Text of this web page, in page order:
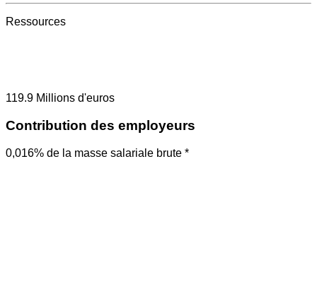
Ressources
119.9 Millions d'euros
Contribution des employeurs
0,016% de la masse salariale brute *